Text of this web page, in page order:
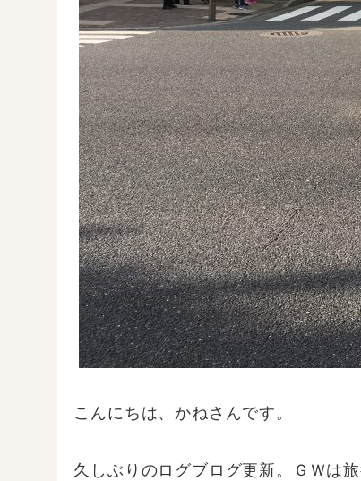
こんにちは、かねさんです。
久しぶりのログブログ更新。ＧＷは